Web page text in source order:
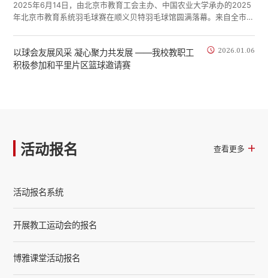
2025年6月14日，由北京市教育工会主办、中国农业大学承办的2025
年北京市教育系统羽毛球赛在顺义贝特羽毛球馆圆满落幕。来自全市教
老师担任本次比赛的教练兼联络员，为了能在比赛中发挥出最高水平，
在接到比赛通知后就开始组织教师集训，互相磨合。根据老师们不同的
以球会友展风采 凝心聚力共发展 ——我校教职工
积极参加和平里片区篮球邀请赛
2026.01.06
活动报名 查看更多
活动报名系统
开展教工运动会的报名
博雅课堂活动报名